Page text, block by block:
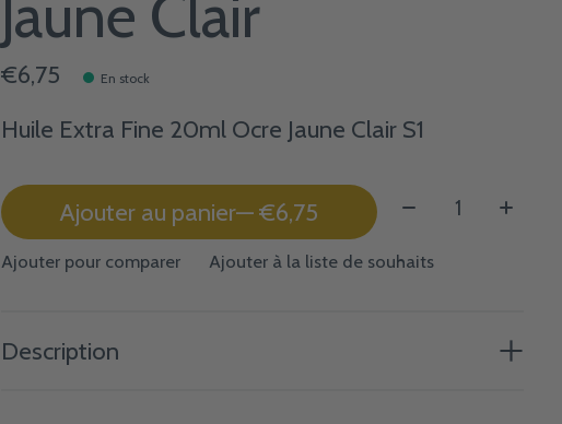
Jaune Clair
€6,75 En stock
Huile Extra Fine 20ml Ocre Jaune Clair S1
Ajouter au panier — €6,75 Quantité:
Ajouter pour comparer Ajouter à la liste de souhaits
Description